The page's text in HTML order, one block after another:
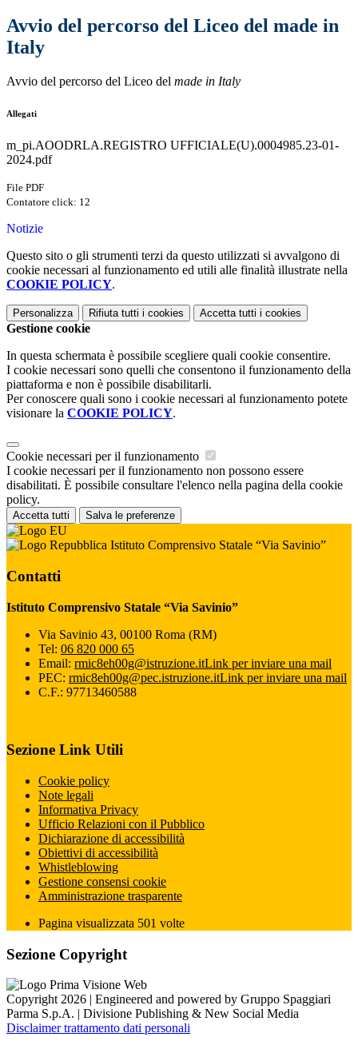
Avvio del percorso del Liceo del made in
Italy
Avvio del percorso del Liceo del made in Italy
Allegati
m_pi.AOODRLA.REGISTRO UFFICIALE(U).0004985.23-01-
2024.pdf
File PDF
Contatore click: 12
Notizie
Questo sito o gli strumenti terzi da questo utilizzati si avvalgono di
cookie necessari al funzionamento ed utili alle finalità illustrate nella
COOKIE POLICY.
Personalizza Rifiuta tutti i cookies Accetta tutti i cookies
Gestione cookie
In questa schermata è possibile scegliere quali cookie consentire.
I cookie necessari sono quelli che consentono il funzionamento della
piattaforma e non è possibile disabilitarli.
Per conoscere quali sono i cookie necessari al funzionamento potete
visionare la COOKIE POLICY.
Cookie necessari per il funzionamento
I cookie necessari per il funzionamento non possono essere
disabilitati. È possibile consultare l'elenco nella pagina della cookie
policy.
Accetta tutti Salva le preferenze
Istituto Comprensivo Statale “Via Savinio”
Contatti
Istituto Comprensivo Statale “Via Savinio”
Via Savinio 43, 00100 Roma (RM)
Tel: 06 820 000 65
Email: rmic8eh00g@istruzione.itLink per inviare una mail
PEC: rmic8eh00g@pec.istruzione.itLink per inviare una mail
C.F.: 97713460588
Sezione Link Utili
Cookie policy
Note legali
Informativa Privacy
Ufficio Relazioni con il Pubblico
Dichiarazione di accessibilità
Obiettivi di accessibilità
Whistleblowing
Gestione consensi cookie
Amministrazione trasparente
Pagina visualizzata 501 volte
Sezione Copyright
Copyright 2026 | Engineered and powered by Gruppo Spaggiari
Parma S.p.A. | Divisione Publishing & New Social Media
Disclaimer trattamento dati personali